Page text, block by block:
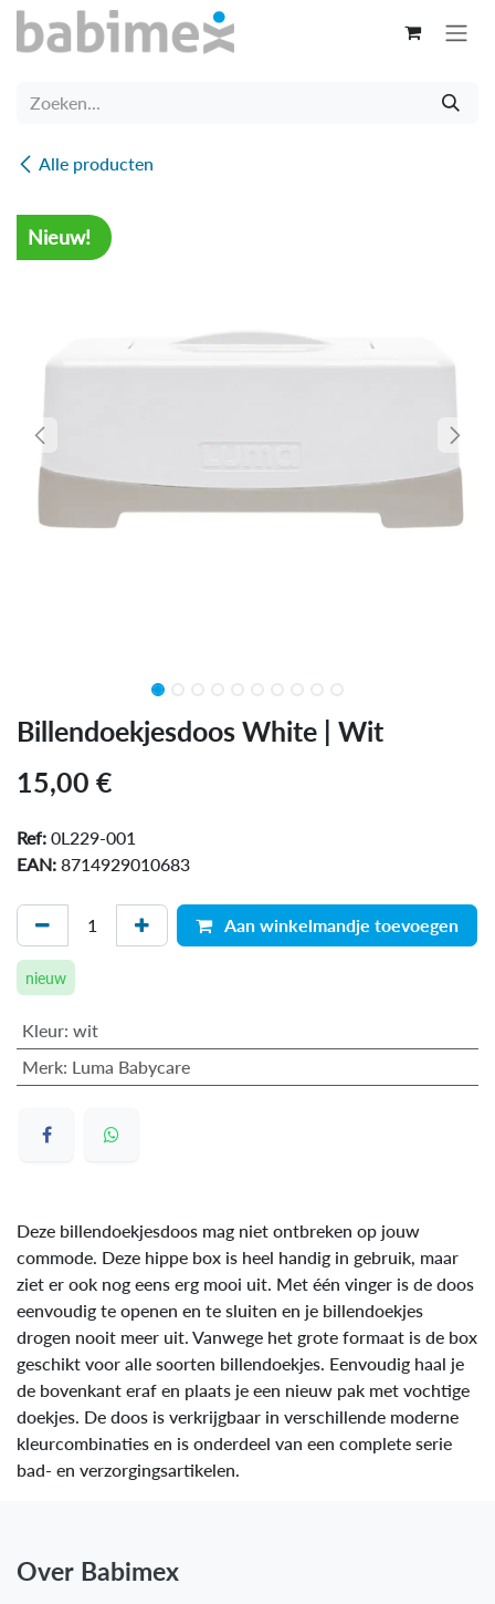
Overslaan naar inhoud
Alle producten
Nieuw!
Billendoekjesdoos White | Wit
15,00 €
Ref: 0L229-001
EAN: 8714929010683
Aan winkelmandje toevoegen
nieuw
Kleur: wit
Merk: Luma Babycare
Deze billendoekjesdoos mag niet ontbreken op jouw
commode. Deze hippe box is heel handig in gebruik, maar
ziet er ook nog eens erg mooi uit. Met één vinger is de doos
eenvoudig te openen en te sluiten en je billendoekjes
drogen nooit meer uit. Vanwege het grote formaat is de box
geschikt voor alle soorten billendoekjes. Eenvoudig haal je
de bovenkant eraf en plaats je een nieuw pak met vochtige
doekjes. De doos is verkrijgbaar in verschillende moderne
kleurcombinaties en is onderdeel van een complete serie
bad- en verzorgingsartikelen.
Over Babimex